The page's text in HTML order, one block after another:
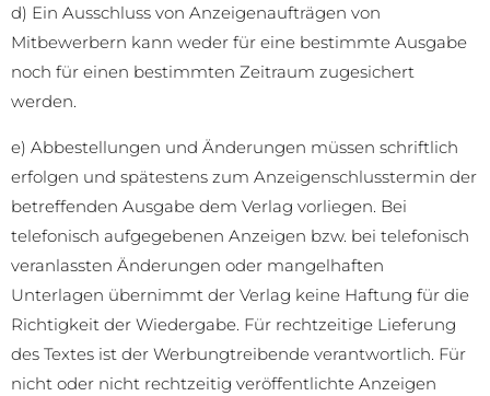
d) Ein Ausschluss von Anzeigenaufträgen von
Mitbewerbern kann weder für eine bestimmte Ausgabe
noch für einen bestimmten Zeitraum zugesichert
werden.
e) Abbestellungen und Änderungen müssen schriftlich
erfolgen und spätestens zum Anzeigenschlusstermin der
betreffenden Ausgabe dem Verlag vorliegen. Bei
telefonisch aufgegebenen Anzeigen bzw. bei telefonisch
veranlassten Änderungen oder mangelhaften
Unterlagen übernimmt der Verlag keine Haftung für die
Richtigkeit der Wiedergabe. Für rechtzeitige Lieferung
des Textes ist der Werbungtreibende verantwortlich. Für
nicht oder nicht rechtzeitig veröffentlichte Anzeigen